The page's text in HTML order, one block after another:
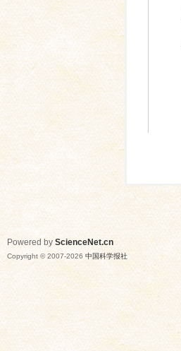
Powered by ScienceNet.cn
Copyright © 2007-2026 中国科学报社